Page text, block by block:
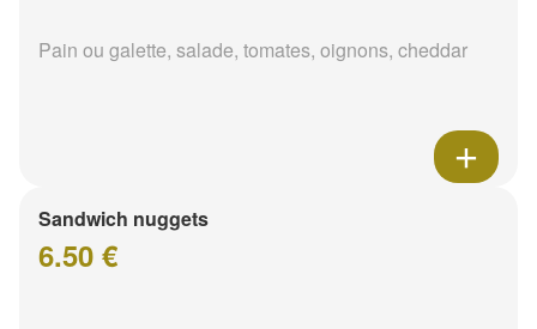
Pain ou galette, salade, tomates, oignons, cheddar
Sandwich nuggets
6.50 €